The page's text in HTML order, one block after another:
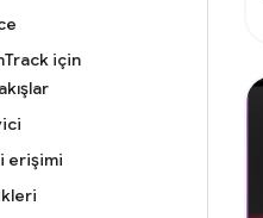
için
erişimi